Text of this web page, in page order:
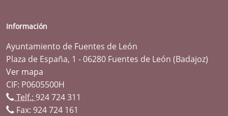
Información
Ayuntamiento de Fuentes de León
Plaza de España, 1 - 06280 Fuentes de León (Badajoz)
Ver mapa
CIF: P0605500H
Telf.: 924 724 311
Fax: 924 724 161